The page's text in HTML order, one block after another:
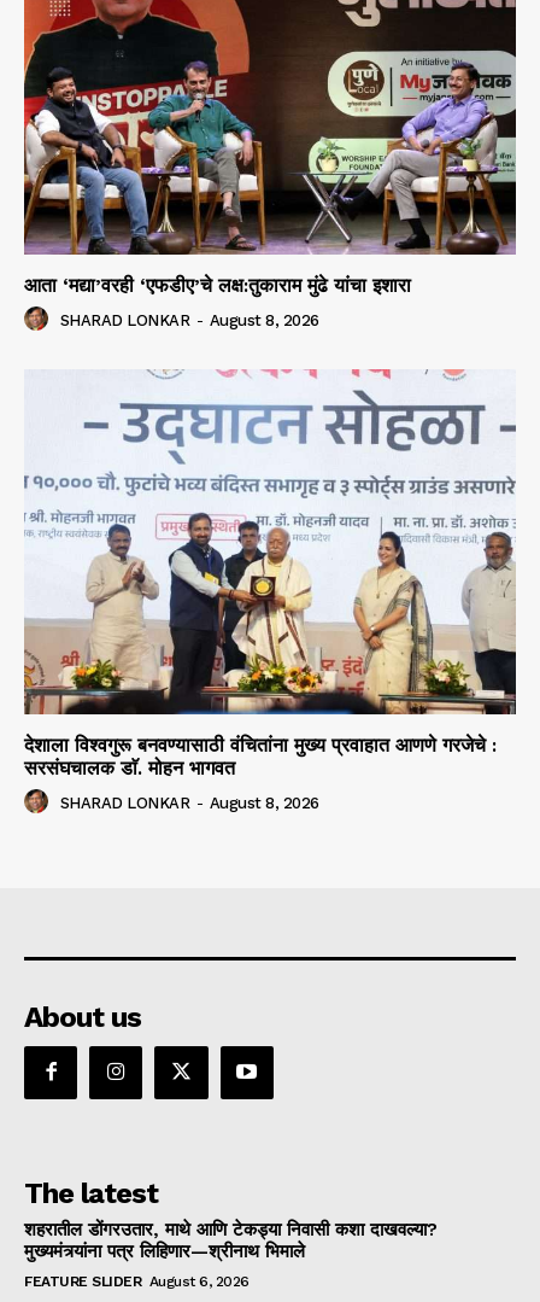
आता ‘मद्या’वरही ‘एफडीए’चे लक्ष:तुकाराम मुंढे यांचा इशारा
SHARAD LONKAR - August 8, 2026
देशाला विश्वगुरू बनवण्यासाठी वंचितांना मुख्य प्रवाहात आणणे गरजेचे :
सरसंघचालक डाॅ. मोहन भागवत
SHARAD LONKAR - August 8, 2026
About us
The latest
शहरातील डोंगरउतार, माथे आणि टेकड्या निवासी कशा दाखवल्या?
मुख्यमंत्र्यांना पत्र लिहिणार—श्रीनाथ भिमाले
FEATURE SLIDER August 6, 2026